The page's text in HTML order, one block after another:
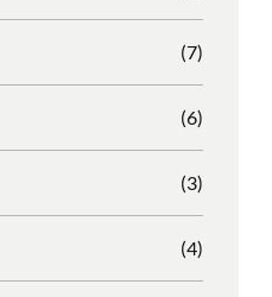
(7)
(6)
(3)
(4)